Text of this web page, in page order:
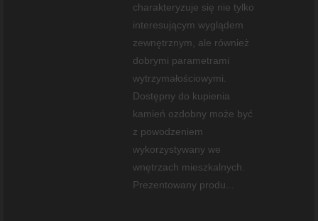
charakteryzuje się nie tylko
interesującym wyglądem
zewnętrznym, ale również
dobrymi parametrami
wytrzymałościowymi.
Dostępny do kupienia
kamień ozdobny może być
z powodzeniem
wykorzystywany we
wnętrzach mieszkalnych.
Prezentowany produ...